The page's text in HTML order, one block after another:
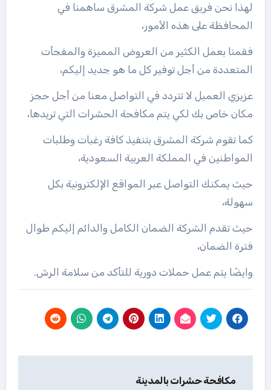
لهذا نحن فريق عمل شركة المشرق ساهمنا في
المحافظة على هذه الأمور،
فقمنا بعمل الكثير من العروض المميزة والمفجأت
المتعددة من أجل توفير كل ما هو جديد إليكم،
عزيزي العميل لا تتردد في التواصل معنا من أجل حجز
مكان خاص بك لكي يتم مكافحة الحشرات التي تريدها،
كما تقوم شركة المشرق بتنفيذ كافة رغبات وطلبات
المواطنين في المملكة العربية السعودية،
حيث يمكنك التواصل عبر المواقع الإلكترونية بكل
سهولة،
حيث تقدم الشركة الضمان الكامل والدائم إليكم طوال
فترة الضمان،
وايضًا يتم عمل حملات دورية للتأكد من سلامة الرش.
مكافحة حشرات بالمدينة